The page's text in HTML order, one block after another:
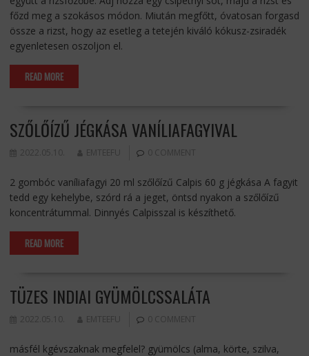
főzd meg a szokásos módon. Miután megfőtt, óvatosan forgasd
össze a rizst, hogy az esetleg a tetején kiváló kókusz-zsiradék
egyenletesen oszoljon el.
READ MORE
SZŐLŐÍZŰ JÉGKÁSA VANÍLIAFAGYIVAL
2022.05.10. EMTEEFU 0 COMMENT
2 gombóc vaníliafagyi 20 ml szőlőízű Calpis 60 g jégkása A fagyit
tedd egy kehelybe, szórd rá a jeget, öntsd nyakon a szőlőízű
koncentrátummal. Dinnyés Calpisszal is készíthető.
READ MORE
TÜZES INDIAI GYÜMÖLCSSALÁTA
2022.05.10. EMTEEFU 0 COMMENT
másfél kgévszaknak megfelel? gyümölcs (alma, körte, szilva,